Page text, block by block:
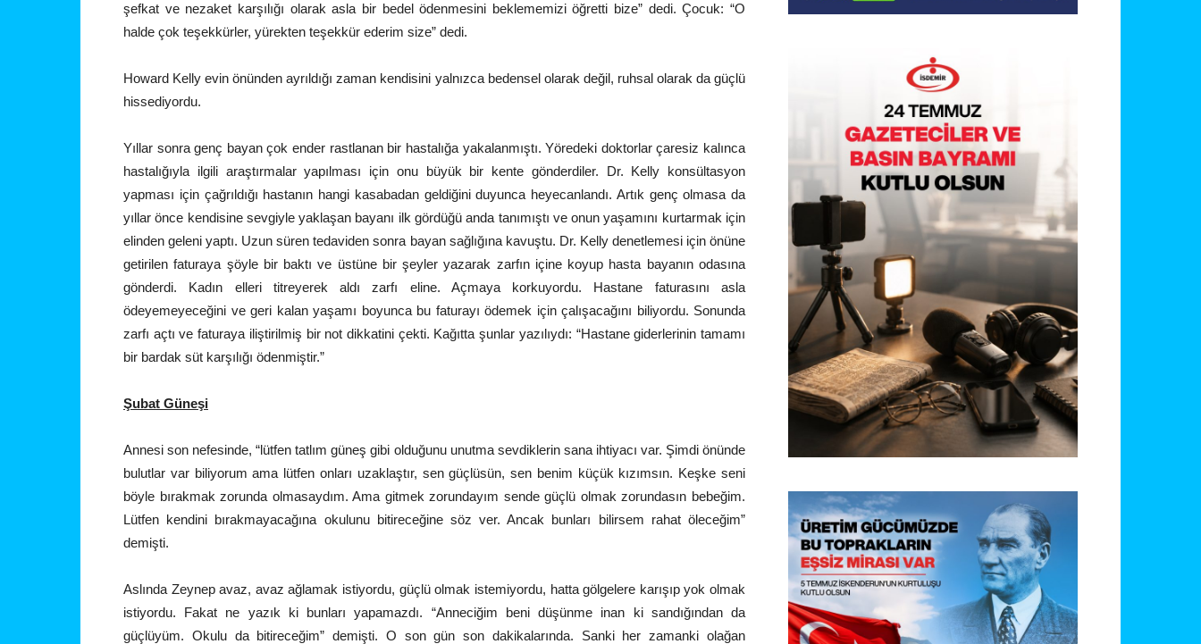
şefkat ve nezaket karşılığı olarak asla bir bedel ödenmesini beklememizi öğretti bize” dedi. Çocuk: “O
halde çok teşekkürler, yürekten teşekkür ederim size” dedi.
Howard Kelly evin önünden ayrıldığı zaman kendisini yalnızca bedensel olarak değil, ruhsal olarak da güçlü
hissediyordu.
Yıllar sonra genç bayan çok ender rastlanan bir hastalığa yakalanmıştı. Yöredeki doktorlar çaresiz kalınca
hastalığıyla ilgili araştırmalar yapılması için onu büyük bir kente gönderdiler. Dr. Kelly konsültasyon
yapması için çağrıldığı hastanın hangi kasabadan geldiğini duyunca heyecanlandı. Artık genç olmasa da
yıllar önce kendisine sevgiyle yaklaşan bayanı ilk gördüğü anda tanımıştı ve onun yaşamını kurtarmak için
elinden geleni yaptı. Uzun süren tedaviden sonra bayan sağlığına kavuştu. Dr. Kelly denetlemesi için önüne
getirilen faturaya şöyle bir baktı ve üstüne bir şeyler yazarak zarfın içine koyup hasta bayanın odasına
gönderdi. Kadın elleri titreyerek aldı zarfı eline. Açmaya korkuyordu. Hastane faturasını asla
ödeyemeyeceğini ve geri kalan yaşamı boyunca bu faturayı ödemek için çalışacağını biliyordu. Sonunda
zarfı açtı ve faturaya iliştirilmiş bir not dikkatini çekti. Kağıtta şunlar yazılıydı: “Hastane giderlerinin tamamı
bir bardak süt karşılığı ödenmiştir.”
Şubat Güneşi
Annesi son nefesinde, “lütfen tatlım güneş gibi olduğunu unutma sevdiklerin sana ihtiyacı var. Şimdi önünde
bulutlar var biliyorum ama lütfen onları uzaklaştır, sen güçlüsün, sen benim küçük kızımsın. Keşke seni
böyle bırakmak zorunda olmasaydım. Ama gitmek zorundayım sende güçlü olmak zorundasın bebeğim.
Lütfen kendini bırakmayacağına okulunu bitireceğine söz ver. Ancak bunları bilirsem rahat öleceğim”
demişti.
Aslında Zeynep avaz, avaz ağlamak istiyordu, güçlü olmak istemiyordu, hatta gölgelere karışıp yok olmak
istiyordu. Fakat ne yazık ki bunları yapamazdı. “Anneciğim beni düşünme inan ki sandığından da
güçlüyüm. Okulu da bitireceğim” demişti. O son gün son dakikalarında. Sanki her zamanki olağan